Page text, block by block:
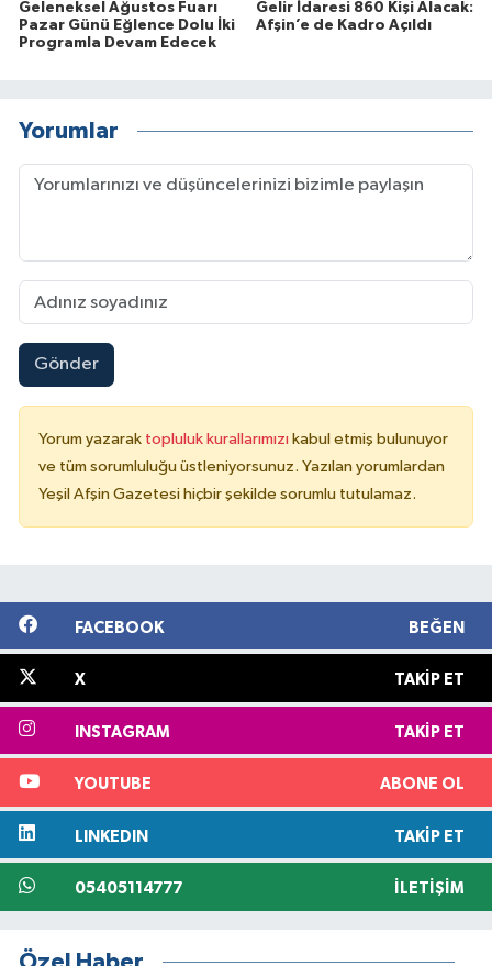
Geleneksel Ağustos Fuarı
Pazar Günü Eğlence Dolu İki
Programla Devam Edecek
Gelir İdaresi 860 Kişi Alacak:
Afşin’e de Kadro Açıldı
Yorumlar
Gönder
Yorum yazarak topluluk kurallarımızı kabul etmiş bulunuyor
ve tüm sorumluluğu üstleniyorsunuz. Yazılan yorumlardan
Yeşil Afşin Gazetesi hiçbir şekilde sorumlu tutulamaz.
FACEBOOK BEĞEN
X TAKIP ET
INSTAGRAM TAKIP ET
YOUTUBE ABONE OL
LINKEDIN TAKIP ET
05405114777 İLETIŞIM